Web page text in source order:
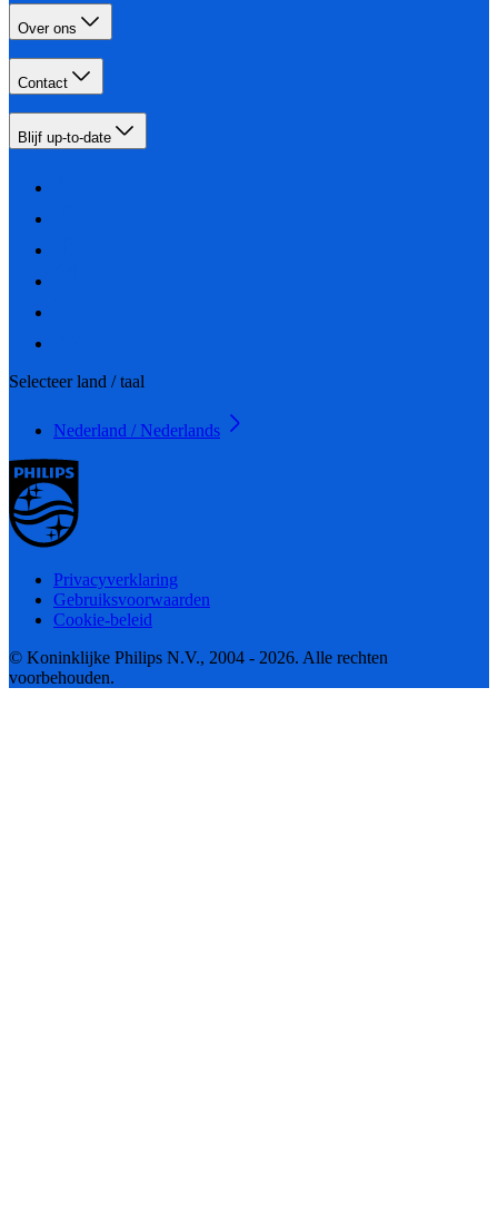
Over ons
Contact
Blijf up-to-date
Selecteer land / taal
Nederland / Nederlands
Privacyverklaring
Gebruiksvoorwaarden
Cookie-beleid
© Koninklijke Philips N.V., 2004 - 2026. Alle rechten
voorbehouden.